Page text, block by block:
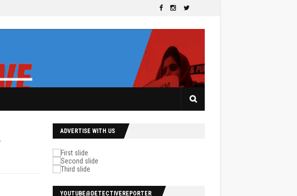
ADVERTISE WITH US
YOUTUBE@DETECTIVEREPORTER